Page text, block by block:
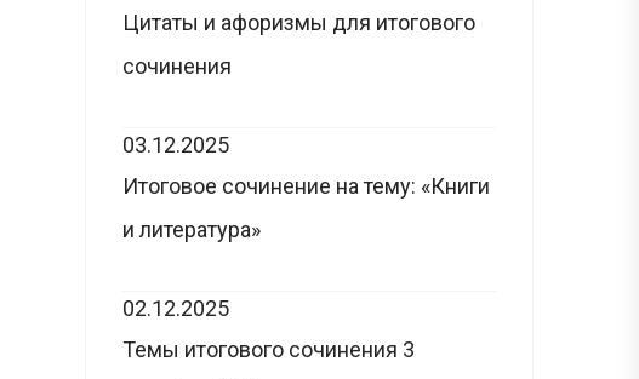
Цитаты и афоризмы для итогового
сочинения
03.12.2025
Итоговое сочинение на тему: «Книги
и литература»
02.12.2025
Темы итогового сочинения 3